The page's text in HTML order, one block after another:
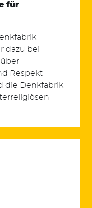
für
dazu bei
Respekt
die Denkfabrik